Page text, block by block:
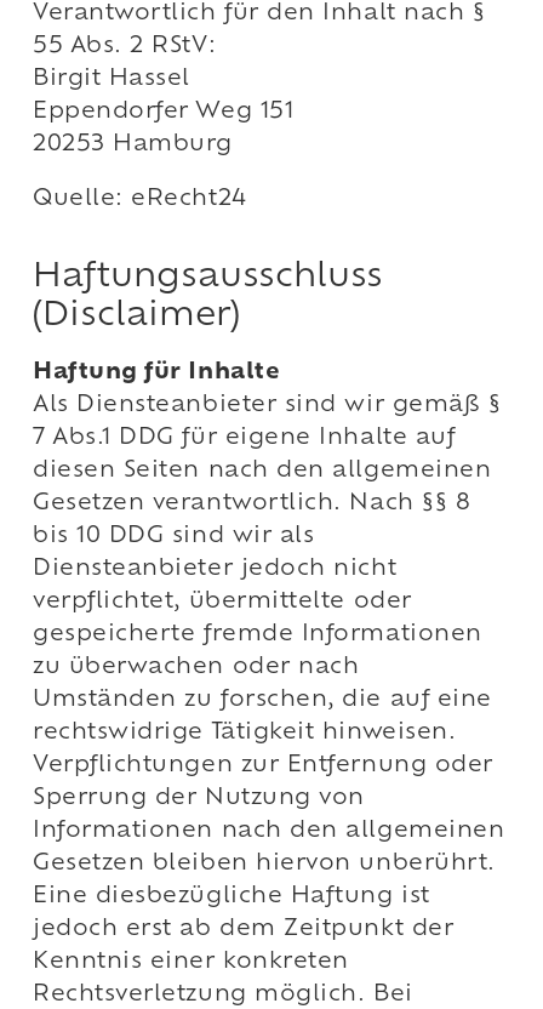
Verantwortlich für den Inhalt nach §
55 Abs. 2 RStV:
Birgit Hassel
Eppendorfer Weg 151
20253 Hamburg
Quelle: eRecht24
Haftungsausschluss
(Disclaimer)
Haftung für Inhalte
Als Diensteanbieter sind wir gemäß §
7 Abs.1 DDG für eigene Inhalte auf
diesen Seiten nach den allgemeinen
Gesetzen verantwortlich. Nach §§ 8
bis 10 DDG sind wir als
Diensteanbieter jedoch nicht
verpflichtet, übermittelte oder
gespeicherte fremde Informationen
zu überwachen oder nach
Umständen zu forschen, die auf eine
rechtswidrige Tätigkeit hinweisen.
Verpflichtungen zur Entfernung oder
Sperrung der Nutzung von
Informationen nach den allgemeinen
Gesetzen bleiben hiervon unberührt.
Eine diesbezügliche Haftung ist
jedoch erst ab dem Zeitpunkt der
Kenntnis einer konkreten
Rechtsverletzung möglich. Bei